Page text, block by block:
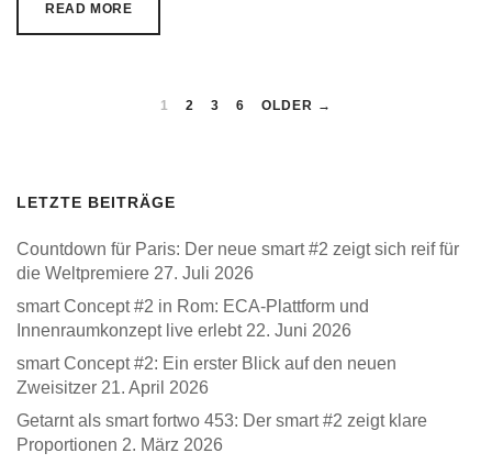
READ MORE
1 2 3 6 OLDER →
LETZTE BEITRÄGE
Countdown für Paris: Der neue smart #2 zeigt sich reif für
die Weltpremiere 27. Juli 2026
smart Concept #2 in Rom: ECA-Plattform und
Innenraumkonzept live erlebt 22. Juni 2026
smart Concept #2: Ein erster Blick auf den neuen
Zweisitzer 21. April 2026
Getarnt als smart fortwo 453: Der smart #2 zeigt klare
Proportionen 2. März 2026